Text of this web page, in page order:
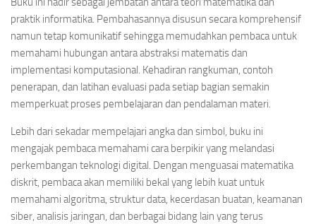
praktik informatika. Pembahasannya disusun secara komprehensif
namun tetap komunikatif sehingga memudahkan pembaca untuk
memahami hubungan antara abstraksi matematis dan
implementasi komputasional. Kehadiran rangkuman, contoh
penerapan, dan latihan evaluasi pada setiap bagian semakin
memperkuat proses pembelajaran dan pendalaman materi.
Lebih dari sekadar mempelajari angka dan simbol, buku ini
mengajak pembaca memahami cara berpikir yang melandasi
perkembangan teknologi digital. Dengan menguasai matematika
diskrit, pembaca akan memiliki bekal yang lebih kuat untuk
memahami algoritma, struktur data, kecerdasan buatan, keamanan
siber, analisis jaringan, dan berbagai bidang lain yang terus